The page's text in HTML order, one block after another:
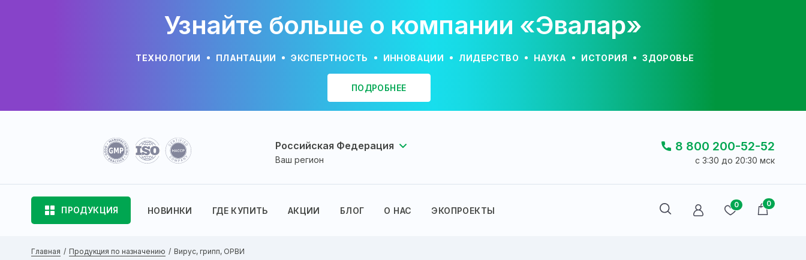
Узнайте больше о компании «Эвалар»
ТЕХНОЛОГИИ ПЛАНТАЦИИ ЭКСПЕРТНОСТЬ ИННОВАЦИИ ЛИДЕРСТВО НАУКА ИСТОРИЯ ЗДОРОВЬЕ
ПОДРОБНЕЕ
Российская Федерация
Ваш регион
8 800 200-52-52
c 3:30 до 20:30 мск
ПРОДУКЦИЯ НОВИНКИ ГДЕ КУПИТЬ АКЦИИ БЛОГ О НАС ЭКОПРОЕКТЫ
0 0
Главная Продукция по назначению Вирус, грипп, ОРВИ